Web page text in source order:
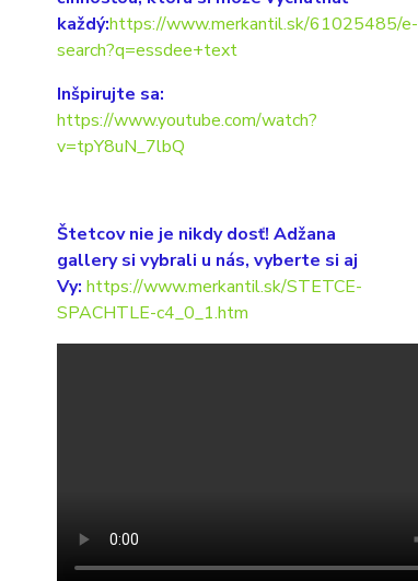
každý:https://www.merkantil.sk/61025485/e-
search?q=essdee+text
Inšpirujte sa:
https://www.youtube.com/watch?
v=tpY8uN_7lbQ
Štetcov nie je nikdy dosť! Adžana
gallery si vybrali u nás, vyberte si aj
Vy: https://www.merkantil.sk/STETCE-
SPACHTLE-c4_0_1.htm